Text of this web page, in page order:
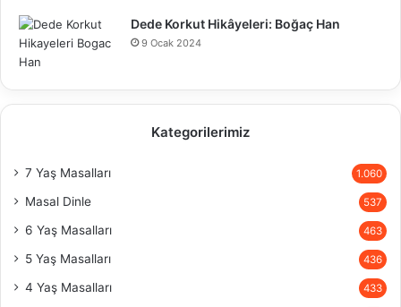
Dede Korkut Hikâyeleri: Boğaç Han
9 Ocak 2024
Kategorilerimiz
7 Yaş Masalları 1.060
Masal Dinle 537
6 Yaş Masalları 463
5 Yaş Masalları 436
4 Yaş Masalları 433